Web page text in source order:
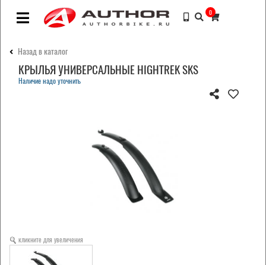
0
Назад в каталог
КРЫЛЬЯ УНИВЕРСАЛЬНЫЕ HIGHTREK SKS
Наличие надо уточнить
кликните для увеличения